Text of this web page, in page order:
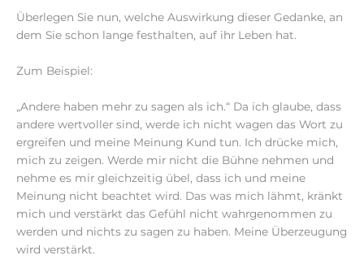
Überlegen Sie nun, welche Auswirkung dieser Gedanke, an
dem Sie schon lange festhalten, auf ihr Leben hat.
Zum Beispiel:
„Andere haben mehr zu sagen als ich.“ Da ich glaube, dass
andere wertvoller sind, werde ich nicht wagen das Wort zu
ergreifen und meine Meinung Kund tun. Ich drücke mich,
mich zu zeigen. Werde mir nicht die Bühne nehmen und
nehme es mir gleichzeitig übel, dass ich und meine
Meinung nicht beachtet wird. Das was mich lähmt, kränkt
mich und verstärkt das Gefühl nicht wahrgenommen zu
werden und nichts zu sagen zu haben. Meine Überzeugung
wird verstärkt.